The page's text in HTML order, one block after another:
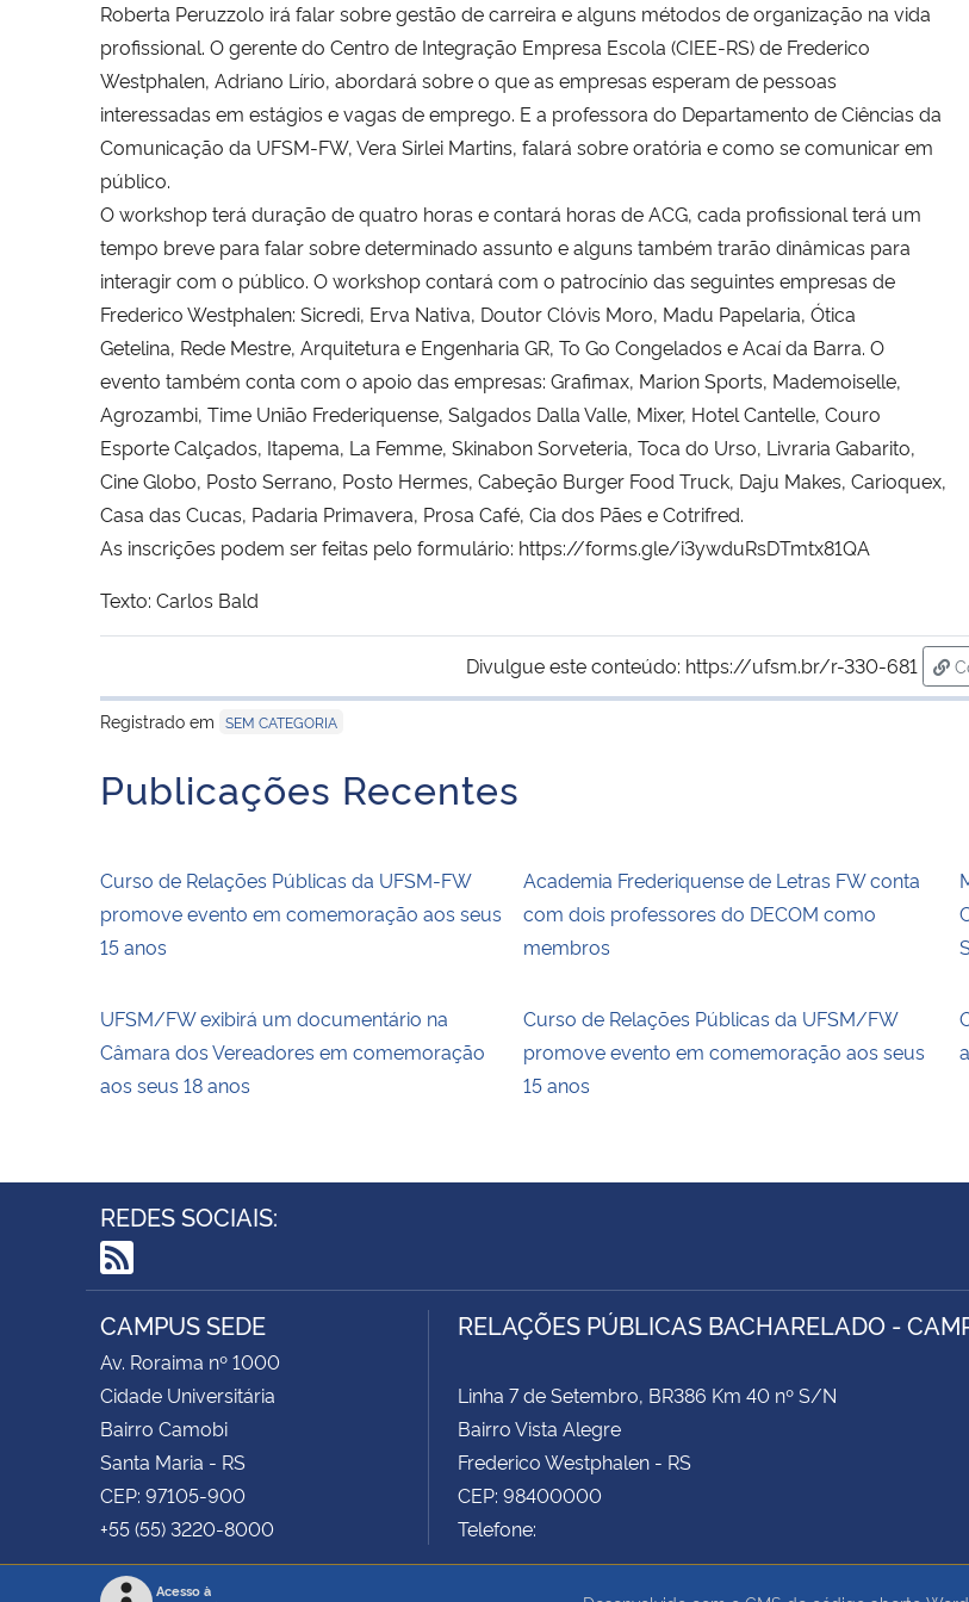
Roberta Peruzzolo irá falar sobre gestão de carreira e alguns métodos de organização na vida
profissional. O gerente do Centro de Integração Empresa Escola (CIEE-RS) de Frederico
Westphalen, Adriano Lírio, abordará sobre o que as empresas esperam de pessoas
interessadas em estágios e vagas de emprego. E a professora do Departamento de Ciências da
Comunicação da UFSM-FW, Vera Sirlei Martins, falará sobre oratória e como se comunicar em
público.
O workshop terá duração de quatro horas e contará horas de ACG, cada profissional terá um
tempo breve para falar sobre determinado assunto e alguns também trarão dinâmicas para
interagir com o público. O workshop contará com o patrocínio das seguintes empresas de
Frederico Westphalen: Sicredi, Erva Nativa, Doutor Clóvis Moro, Madu Papelaria, Ótica
Getelina, Rede Mestre, Arquitetura e Engenharia GR, To Go Congelados e Acaí da Barra. O
evento também conta com o apoio das empresas: Grafimax, Marion Sports, Mademoiselle,
Agrozambi, Time União Frederiquense, Salgados Dalla Valle, Mixer, Hotel Cantelle, Couro
Esporte Calçados, Itapema, La Femme, Skinabon Sorveteria, Toca do Urso, Livraria Gabarito,
Cine Globo, Posto Serrano, Posto Hermes, Cabeção Burger Food Truck, Daju Makes, Carioquex,
Casa das Cucas, Padaria Primavera, Prosa Café, Cia dos Pães e Cotrifred.
As inscrições podem ser feitas pelo formulário: https://forms.gle/i3ywduRsDTmtx81QA
Texto: Carlos Bald
Divulgue este conteúdo: https://ufsm.br/r-330-681
Registrado em SEM CATEGORIA
Publicações Recentes
Curso de Relações Públicas da UFSM-FW
promove evento em comemoração aos seus
15 anos
Academia Frederiquense de Letras FW conta
com dois professores do DECOM como
membros
UFSM/FW exibirá um documentário na
Câmara dos Vereadores em comemoração
aos seus 18 anos
Curso de Relações Públicas da UFSM/FW
promove evento em comemoração aos seus
15 anos
REDES SOCIAIS:
RSS
CAMPUS SEDE
Av. Roraima nº 1000
Cidade Universitária
Bairro Camobi
Santa Maria - RS
CEP: 97105-900
+55 (55) 3220-8000
RELAÇÕES PÚBLICAS BACHARELADO -
Linha 7 de Setembro, BR386 Km 40 nº S/N
Bairro Vista Alegre
Frederico Westphalen - RS
CEP: 98400000
Telefone:
Acesso à